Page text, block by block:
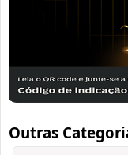
Outras